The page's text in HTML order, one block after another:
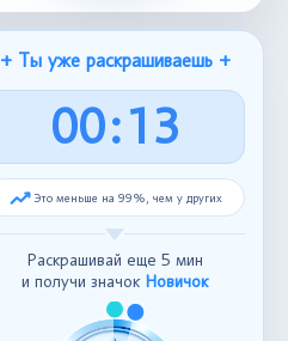
+ Ты уже раскрашиваешь +
00:14
Это меньше на 99%, чем у других
Раскрашивай еще 5 мин
и получи значок Новичок